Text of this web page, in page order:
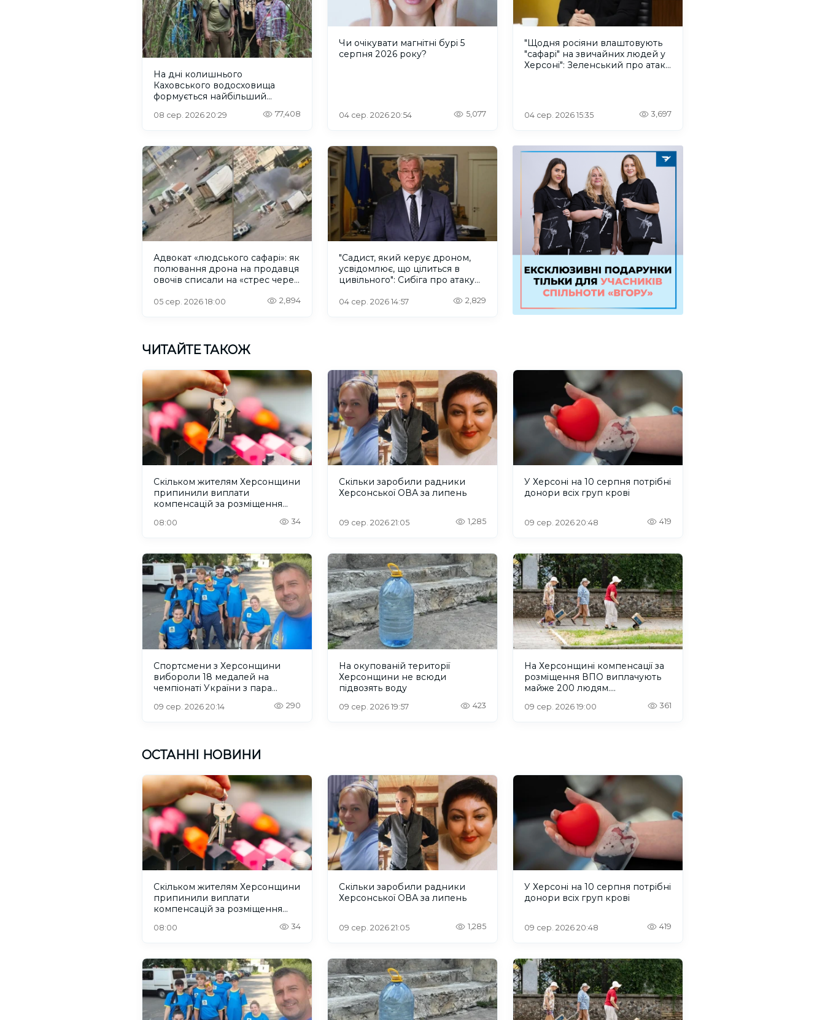
На дні колишнього
Каховського водосховища
формується найбільший
08 сер. 2026 20:29 77,408
Чи очікувати магнітні бурі 5
серпня 2026 року?
04 сер. 2026 20:54 5,077
"Щодня росіяни влаштовують
"сафарі" на звичайних людей у
Херсоні": Зеленський про атаку
04 сер. 2026 15:35 3,697
Адвокат «людського сафарі»: як
полювання дрона на продавця
овочів списали на «стрес через
05 сер. 2026 18:00 2,894
"Садист, який керує дроном,
усвідомлює, що цілиться в
цивільного": Сибіга про атаку
04 сер. 2026 14:57 2,829
ЧИТАЙТЕ ТАКОЖ
Скільком жителям Херсонщини
припинили виплати
компенсацій за розміщення
08:00 34
Скільки заробили радники
Херсонської ОВА за липень
09 сер. 2026 21:05 1,285
У Херсоні на 10 серпня потрібні
донори всіх груп крові
09 сер. 2026 20:48 419
Спортсмени з Херсонщини
вибороли 18 медалей на
чемпіонаті України з пара
09 сер. 2026 20:14 290
На окупованій території
Херсонщини не всюди
підвозять воду
09 сер. 2026 19:57 423
На Херсонщині компенсації за
розміщення ВПО виплачують
майже 200 людям.
09 сер. 2026 19:00 361
ОСТАННІ НОВИНИ
Скільком жителям Херсонщини
припинили виплати
компенсацій за розміщення
08:00 34
Скільки заробили радники
Херсонської ОВА за липень
09 сер. 2026 21:05 1,285
У Херсоні на 10 серпня потрібні
донори всіх груп крові
09 сер. 2026 20:48 419